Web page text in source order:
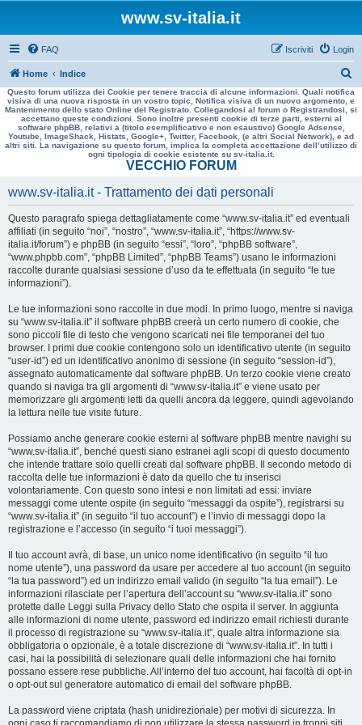
www.sv-italia.it
FAQ Login
Iscriviti
Home Indice
e
r
a
Questo forum utilizza dei Cookie per tenere traccia di alcune informazioni. Quali notifica
visiva di una nuova risposta in un vostro topic, Notifica visiva di un nuovo argomento, e
Mantenimento dello stato Online del Registrato. Collegandosi al forum o Registrandosi, si
accettano queste condizioni. Sono inoltre presenti cookie di terze parti, esterni al
software phpBB, relativi a (titolo esemplificativo e non esaustivo) Google Adsense,
Youtube, ImageShack, Histats, Google+, Twitter, Facebook, (e altri Social Network), e ad
altri siti. La navigazione su questo forum, implica la completa accettazione dell’utilizzo di
ogni tipologia di cookie esistente su sv-italia.it.
VECCHIO FORUM
www.sv-italia.it - Trattamento dei dati personali
Questo paragrafo spiega dettagliatamente come “www.sv-italia.it” ed eventuali
affiliati (in seguito “noi”, “nostro”, “www.sv-italia.it”, “https://www.sv-
italia.it/forum”) e phpBB (in seguito “essi”, “loro”, “phpBB software”,
“www.phpbb.com”, “phpBB Limited”, “phpBB Teams”) usano le informazioni
raccolte durante qualsiasi sessione d’uso da te effettuata (in seguito “le tue
informazioni”).
Le tue informazioni sono raccolte in due modi. In primo luogo, mentre si naviga
su “www.sv-italia.it” il software phpBB creerà un certo numero di cookie, che
sono piccoli file di testo che vengono scaricati nei file temporanei del tuo
browser. I primi due cookie contengono solo un identificativo utente (in seguito
“user-id”) ed un identificativo anonimo di sessione (in seguito “session-id”),
assegnato automaticamente dal software phpBB. Un terzo cookie viene creato
quando si naviga tra gli argomenti di “www.sv-italia.it” e viene usato per
memorizzare gli argomenti letti da quelli ancora da leggere, quindi agevolando
la lettura nelle tue visite future.
Possiamo anche generare cookie esterni al software phpBB mentre navighi su
“www.sv-italia.it”, benché questi siano estranei agli scopi di questo documento
che intende trattare solo quelli creati dal software phpBB. Il secondo metodo di
raccolta delle tue informazioni è dato da quello che tu inserisci
volontariamente. Con questo sono intesi e non limitati ad essi: inviare
messaggi come utente ospite (in seguito “messaggi da ospite”), registrarsi su
“www.sv-italia.it” (in seguito “il tuo account”) e l’invio di messaggi dopo la
registrazione e l’accesso (in seguito “i tuoi messaggi”).
Il tuo account avrà, di base, un unico nome identificativo (in seguito “il tuo
nome utente”), una password da usare per accedere al tuo account (in seguito
“la tua password”) ed un indirizzo email valido (in seguito “la tua email”). Le
informazioni rilasciate per l’apertura dell’account su “www.sv-italia.it” sono
protette dalle Leggi sulla Privacy dello Stato che ospita il server. In aggiunta
alle informazioni di nome utente, password ed indirizzo email richiesti durante
il processo di registrazione su “www.sv-italia.it”, quale altra informazione sia
obbligatoria o opzionale, è a totale discrezione di “www.sv-italia.it”. In tutti i
casi, hai la possibilità di selezionare quali delle informazioni che hai fornito
possano essere rese pubbliche. All’interno del tuo account, hai facoltà di opt-in
o opt-out sul generatore automatico di email del software phpBB.
La password viene criptata (hash unidirezionale) per motivi di sicurezza. In